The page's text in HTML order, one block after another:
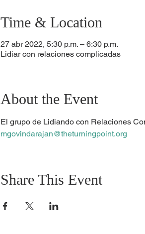
Time & Location
27 abr 2022, 5:30 p.m. – 6:30 p.m.
Lidiar con relaciones complicadas
About the Event
El grupo de Lidiando con Relaciones
mgovindarajan@theturningpoint.org
Share This Event